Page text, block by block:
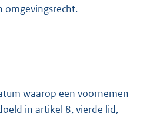
omgevingsrecht.
waarop een voornemen
in artikel 8, vierde lid,